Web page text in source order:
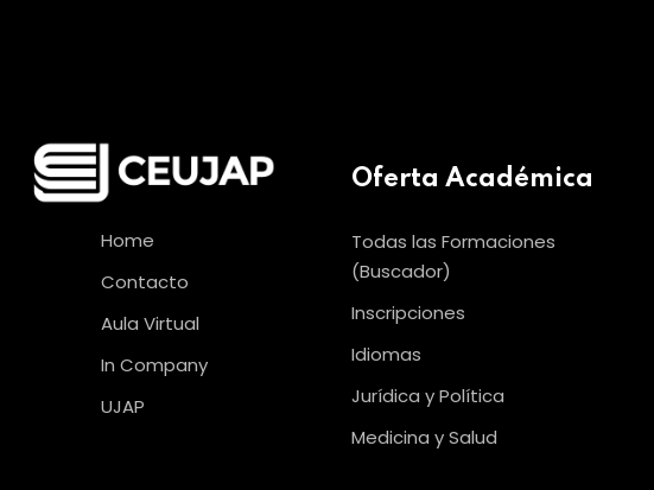
Home
Contacto
Aula Virtual
In Company
UJAP
Oferta Académica
Todas las Formaciones
(Buscador)
Inscripciones
Idiomas
Jurídica y Política
Medicina y Salud